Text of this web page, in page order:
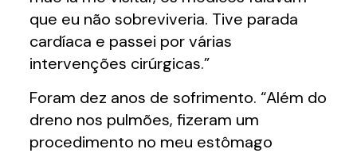
que eu não sobreviveria. Tive parada
cardíaca e passei por várias
intervenções cirúrgicas.”
Foram dez anos de sofrimento. “Além do
dreno nos pulmões, fizeram um
procedimento no meu estômago